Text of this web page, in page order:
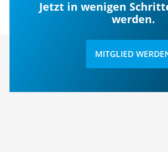
Jetzt in wenigen
werden.
MITGLIED